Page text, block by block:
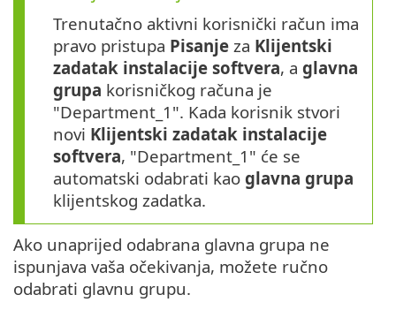
Trenutačno aktivni korisnički račun ima
pravo pristupa Pisanje za Klijentski
zadatak instalacije softvera, a glavna
grupa korisničkog računa je
"Department_1". Kada korisnik stvori
novi Klijentski zadatak instalacije
softvera, "Department_1" će se
automatski odabrati kao glavna grupa
klijentskog zadatka.
Ako unaprijed odabrana glavna grupa ne
ispunjava vaša očekivanja, možete ručno
odabrati glavnu grupu.